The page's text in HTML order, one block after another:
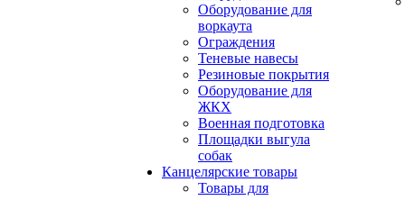
Оборудование для
воркаута
Ограждения
Теневые навесы
Резиновые покрытия
Оборудование для
ЖКХ
Военная подготовка
Площадки выгула
собак
Канцелярские товары
Товары для